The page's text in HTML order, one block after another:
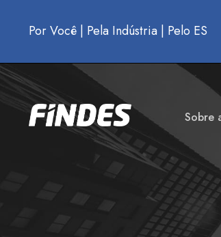
Por Você | Pela Indústria | Pelo ES
Sobre